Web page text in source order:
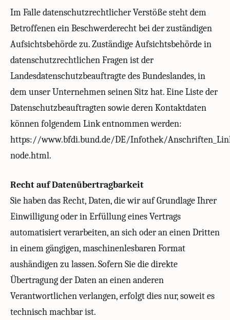
Im Falle datenschutzrechtlicher Verstöße steht dem
Betroffenen ein Beschwerderecht bei der zuständigen
Aufsichtsbehörde zu. Zuständige Aufsichtsbehörde in
datenschutzrechtlichen Fragen ist der
Landesdatenschutzbeauftragte des Bundeslandes, in
dem unser Unternehmen seinen Sitz hat. Eine Liste der
Datenschutzbeauftragten sowie deren Kontaktdaten
können folgendem Link entnommen werden:
https://www.bfdi.bund.de/DE/Infothek/
node.html.
Recht auf Datenübertragbarkeit
Sie haben das Recht, Daten, die wir auf Grundlage Ihrer
Einwilligung oder in Erfüllung eines Vertrags
automatisiert verarbeiten, an sich oder an einen Dritten
in einem gängigen, maschinenlesbaren Format
aushändigen zu lassen. Sofern Sie die direkte
Übertragung der Daten an einen anderen
Verantwortlichen verlangen, erfolgt dies nur, soweit es
technisch machbar ist.